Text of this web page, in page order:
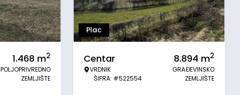
1.468 m2
POLJOPRIVREDNO
ZEMLJIŠTE
Plac
Centar
VRDNIK
ŠIFRA: #522554
8.894 m2
GRAĐEVINSKO
ZEMLJIŠTE